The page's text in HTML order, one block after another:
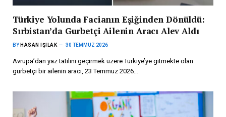
Türkiye Yolunda Facianın Eşiğinden Dönüldü:
Sırbistan’da Gurbetçi Ailenin Aracı Alev Aldı
BY HASAN IŞILAK 30 TEMMUZ 2026
Avrupa’dan yaz tatilini geçirmek üzere Türkiye’ye gitmekte olan
gurbetçi bir ailenin aracı, 23 Temmuz 2026…